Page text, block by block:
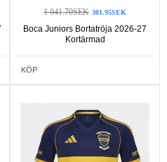
1 041.70SEK 301.95SEK
Boca Juniors Bortatröja 2026-27
Kortärmad
KÖP